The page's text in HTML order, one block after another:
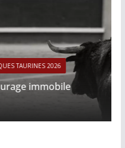
TAURINES 2026
immobile